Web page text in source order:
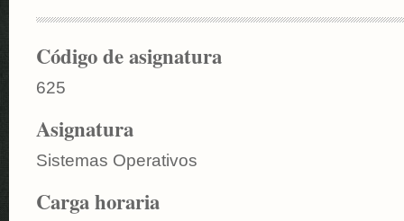
Código de asignatura
625
Asignatura
Sistemas Operativos
Carga horaria